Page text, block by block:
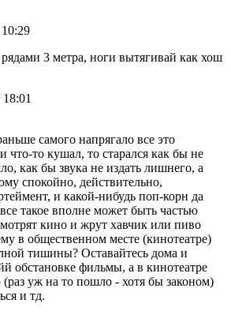
3 метра, ноги вытягивай как хош
самого напрягало все это
что-то кушал, то старался как бы не
как бы звука не издать лишнего, а
спокойно, действительно,
и какой-нибудь поп-корн да
такое вполне может быть частью
кино и жрут хавчик или пиво
в общественном месте (кинотеатре)
тишины? Оставайтесь дома и
обстановке фильмы, а в кинотеатре
уж на то пошло - хотя бы законом)
и тд.